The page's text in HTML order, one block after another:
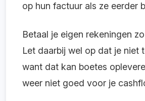
op hun factuur als ze eerder
Betaal je eigen rekeningen
Let daarbij wel op dat je niet
want dat kan boetes
weer niet goed voor je